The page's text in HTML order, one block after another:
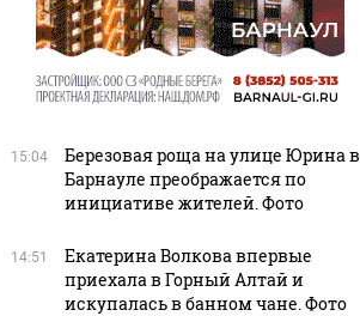
15:04
Березовая роща на улице Юрина в
Барнауле преображается по
инициативе жителей. Фото
14:51
Екатерина Волкова впервые
приехала в Горный Алтай и
искупалась в банном чане. Фото